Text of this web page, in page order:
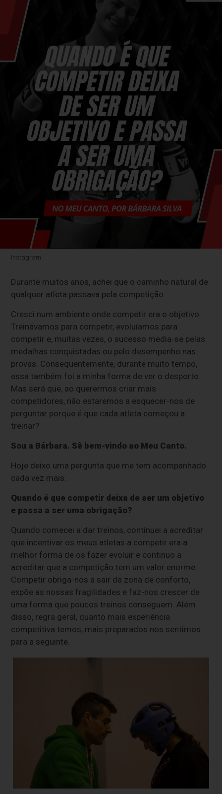
Instagram
Durante muitos anos, achei que o caminho natural de
qualquer atleta passava pela competição.
Cresci num ambiente onde competir era o objetivo.
Treinávamos para competir, evoluíamos para
competir e, muitas vezes, o sucesso media-se pelas
medalhas conquistadas ou pelo desempenho nas
provas. Consequentemente, durante muito tempo,
essa também foi a minha forma de ver o desporto.
Mas será que, ao querermos criar mais
competidores, não estaremos a esquecer-nos de
perguntar porque é que cada atleta começou a
treinar?
Sou a Bárbara. Sê bem-vindo ao Meu Canto.
Hoje deixo uma pergunta que me tem acompanhado
cada vez mais:
Quando é que competir deixa de ser um objetivo
e passa a ser uma obrigação?
Quando comecei a dar treinos, continuei a acreditar
que incentivar os meus atletas a competir era a
melhor forma de os fazer evoluir e continuo a
acreditar que a competição tem um valor enorme.
Competir obriga-nos a sair da zona de conforto,
expõe as nossas fragilidades e faz-nos crescer de
uma forma que poucos treinos conseguem. Além
disso, regra geral, quanto mais experiência
competitiva temos, mais preparados nos sentimos
para a seguinte.